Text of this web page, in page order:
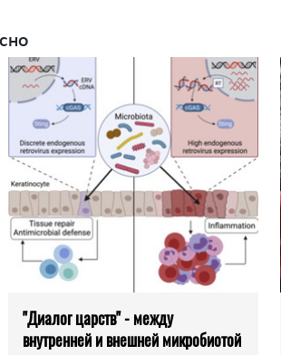
"Диалог царств" - между
внутренней и внешней микробиотой